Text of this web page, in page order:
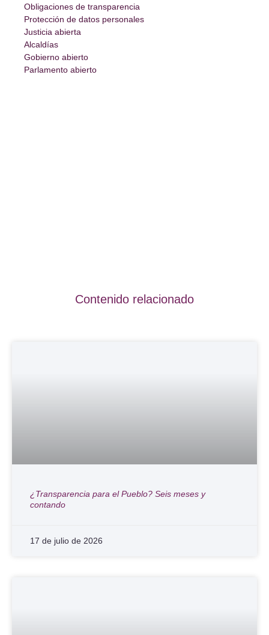
Obligaciones de transparencia
Protección de datos personales
Justicia abierta
Alcaldías
Gobierno abierto
Parlamento abierto
Contenido relacionado
¿Transparencia para el Pueblo? Seis meses y
contando
17 de julio de 2026